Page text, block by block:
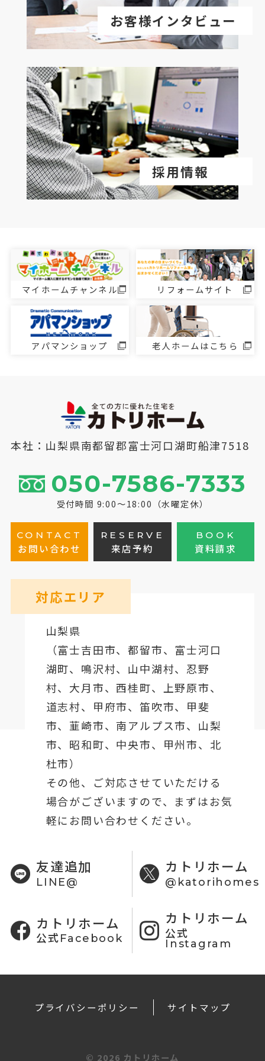
お客様インタビュー
採用情報
マイホームチャンネル リフォームサイト
アパマンショップ 老人ホームはこちら
本社：山梨県南都留郡富士河口湖町船津7518
050-7586-7333
受付時間 9:00～18:00（水曜定休）
CONTACT
お問い合わせ
RESERVE
来店予約
BOOK
資料請求
対応エリア
山梨県
（富士吉田市、都留市、 富士河口
湖町、鳴沢村、山中湖村、忍野
村、 大月市、西桂町、上野原市、
道志村、 甲府市、笛吹市、甲斐
市、韮崎市、南アルプス市、山梨
市、昭和町、中央市、甲州市、北
杜市）
その他、ご対応させていただける
場合がございますので、まずはお気
軽にお問い合わせください。
友達追加
LINE@
カトリホーム
@katorihomes
カトリホーム
公式Facebook
カトリホーム
公式
Instagram
プライバシーポリシー サイトマップ
© 2026 カトリホーム